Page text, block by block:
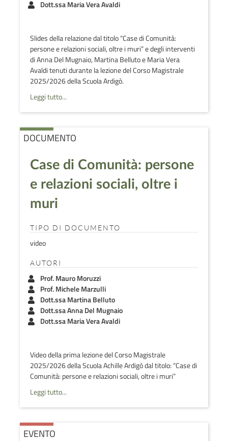
Dott.ssa Maria Vera Avaldi
Slides della relazione dal titolo “Case di Comunità:
persone e relazioni sociali, oltre i muri” e degli interventi
di Anna Del Mugnaio, Martina Belluto e Maria Vera
Avaldi tenuti durante la lezione del Corso Magistrale
2025/2026 della Scuola Ardigò.
Leggi tutto...
DOCUMENTO
Case di Comunità: persone
e relazioni sociali, oltre i
muri
TIPO DI DOCUMENTO
video
AUTORI
Prof. Mauro Moruzzi
Prof. Michele Marzulli
Dott.ssa Martina Belluto
Dott.ssa Anna Del Mugnaio
Dott.ssa Maria Vera Avaldi
Video della prima lezione del Corso Magistrale
2025/2026 della Scuola Achille Ardigò dal titolo: “Case di
Comunità: persone e relazioni sociali, oltre i muri”
Leggi tutto...
EVENTO